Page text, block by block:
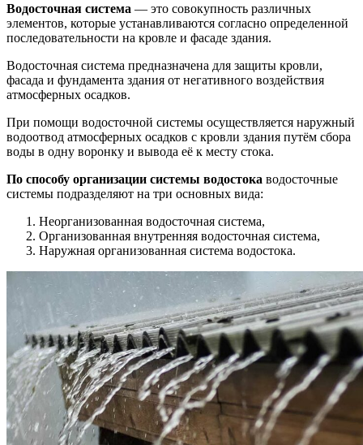
Водосточная система — это совокупность различных
элементов, которые устанавливаются согласно определенной
последовательности на кровле и фасаде здания.
Водосточная система предназначена для защиты кровли,
фасада и фундамента здания от негативного воздействия
атмосферных осадков.
При помощи водосточной системы осуществляется наружный
водоотвод атмосферных осадков с кровли здания путём сбора
воды в одну воронку и вывода её к месту стока.
По способу организации системы водостока водосточные
системы подразделяют на три основных вида:
Неорганизованная водосточная система,
Организованная внутренняя водосточная система,
Наружная организованная система водостока.